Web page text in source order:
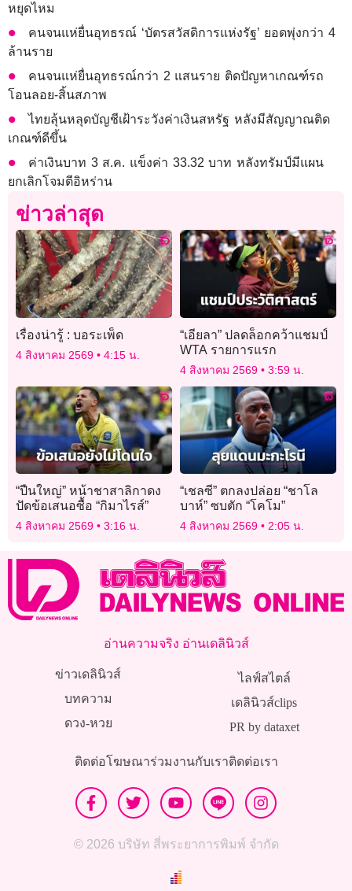
หยุดไหม
คนจนแห่ยื่นอุทธรณ์ ‘บัตรสวัสดิการแห่งรัฐ’ ยอดพุ่งกว่า 4
ล้านราย
คนจนแห่ยื่นอุทธรณ์กว่า 2 แสนราย ติดปัญหาเกณฑ์รถ
โอนลอย-สิ้นสภาพ
ไทยลุ้นหลุดบัญชีเฝ้าระวังค่าเงินสหรัฐ หลังมีสัญญาณติด
เกณฑ์ดีขึ้น
ค่าเงินบาท 3 ส.ค. แข็งค่า 33.32 บาท หลังทรัมป์มีแผน
ยกเลิกโจมตีอิหร่าน
ข่าวล่าสุด
เรื่องน่ารู้ : บอระเพ็ด
4 สิงหาคม 2569 4:15 น.
“เอียลา” ปลดล็อกคว้าแชมป์
WTA รายการแรก
4 สิงหาคม 2569 3:59 น.
“ปืนใหญ่” หน้าชาสาลิกาดง
ปัดข้อเสนอซื้อ “กิมาไรส์”
4 สิงหาคม 2569 3:16 น.
“เชลซี” ตกลงปล่อย “ชาโล
บาห์” ซบตัก “โคโม”
4 สิงหาคม 2569 2:05 น.
อ่านความจริง อ่านเดลินิวส์
ข่าวเดลินิวส์
บทความ
ดวง-หวย
ไลฟ์สไตล์
เดลินิวส์clips
PR by dataxet
ติดต่อโฆษณาร่วมงานกับเราติดต่อเรา
© 2026 บริษัท สี่พระยาการพิมพ์ จำกัด